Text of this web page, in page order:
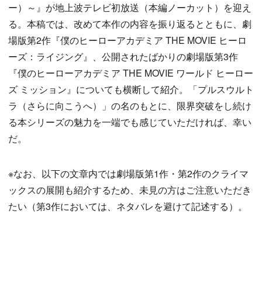
ー）～』が地上波テレビ初放送（本編ノーカット）を迎え
る。本稿では、改めて本作の内容を振り返るとともに、劇
場版第2作『僕のヒーローアカデミア THE MOVIE ヒーロ
ーズ：ライジング』、公開されたばかりの劇場版第3作
『僕のヒーローアカデミア THE MOVIE ワールド ヒーロー
ズ ミッション』についても横断して紹介。「プルスウルト
ラ（さらに向こうへ）」の名のもとに、限界突破をし続け
る本シリーズの魅力を一端でも感じていただければ、幸い
だ。
※なお、以下の文章内では劇場版第1作・第2作のクライマ
ックスの展開も紹介するため、未見の方はご注意いただき
たい（第3作においては、ネタバレを避けて記述する）。